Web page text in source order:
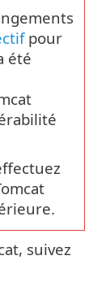
pour
été
suivez